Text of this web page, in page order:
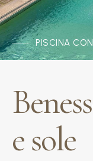
PISCINA
e sole